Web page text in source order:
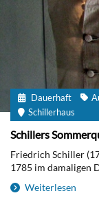
Dauerhaft
Schillerhaus
Schillers
Friedrich Schiller
1785 im damaligen
Weiterlesen